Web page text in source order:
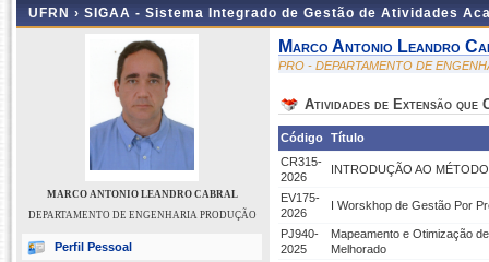
UFRN › SIGAA - Sistema Integrado de Gestão de Atividades
MARCO ANTONIO LEANDRO CABRAL
DEPARTAMENTO DE ENGENHARIA PRODUÇÃO
Perfil Pessoal
Marco Antonio Leandro
PRO - DEPARTAMENTO DE
Atividades de Extensão que
Código Título
CR315-
2026
INTRODUÇÃO AO
EV175-
2026
I Worskhop de Gestão Por
PJ940-
2025
Mapeamento e Otimização
Melhorado